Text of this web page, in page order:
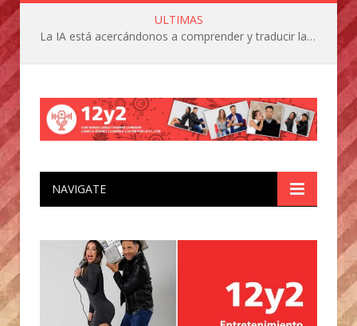
ULTIMAS
La IA está acercándonos a comprender y traducir las vocalizaciones y comportamientos de nuestras mascotas
NAVIGATE